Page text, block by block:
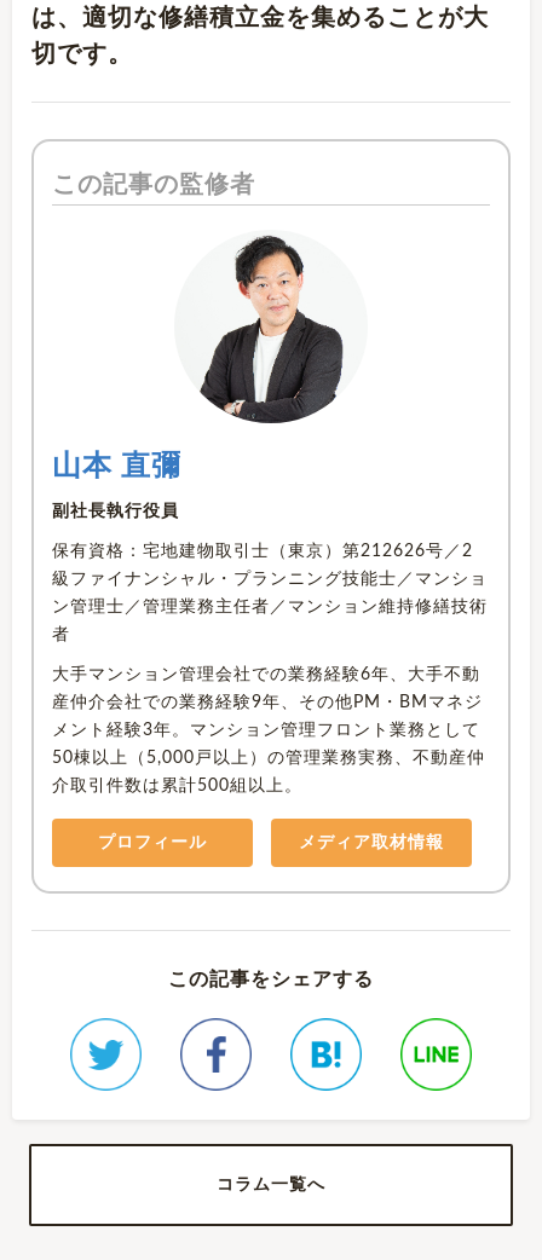
は、適切な修繕積立金を集めることが大
切です。
この記事の監修者
山本 直彌
副社長執行役員
保有資格：宅地建物取引士（東京）第212626号／2
級ファイナンシャル・プランニング技能士／マンショ
ン管理士／管理業務主任者／マンション維持修繕技術
者
大手マンション管理会社での業務経験6年、大手不動
産仲介会社での業務経験9年、その他PM・BMマネジ
メント経験3年。マンション管理フロント業務として
50棟以上（5,000戸以上）の管理業務実務、不動産仲
介取引件数は累計500組以上。
プロフィール メディア取材情報
この記事をシェアする
コラム一覧へ